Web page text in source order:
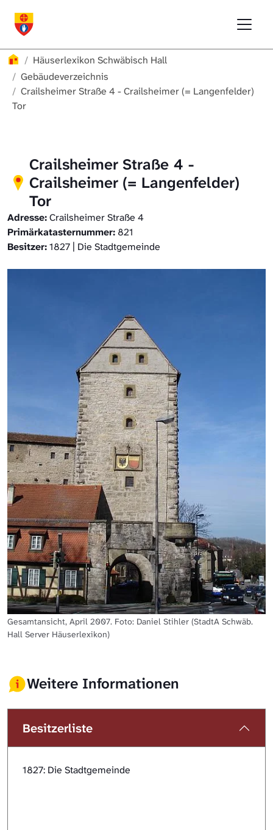
Häuserlexikon
Häuserlexikon Schwäbisch Hall
Gebäudeverzeichnis
Crailsheimer Straße 4 - Crailsheimer (= Langenfelder)
Tor
Crailsheimer Straße 4 -
Crailsheimer (= Langenfelder)
Tor
Adresse:Crailsheimer Straße 4
Primärkatasternummer: 821
Besitzer:1827 | Die Stadtgemeinde
Gesamtansicht, April 2007. Foto: Daniel Stihler (StadtA Schwäb.
Hall Server Häuserlexikon)
Weitere Informationen
Besitzerliste
1827: Die Stadtgemeinde
Häuserlexikon Steinbach
Häuserlexikon Bibersfeld
Gebäudeverzeichnis